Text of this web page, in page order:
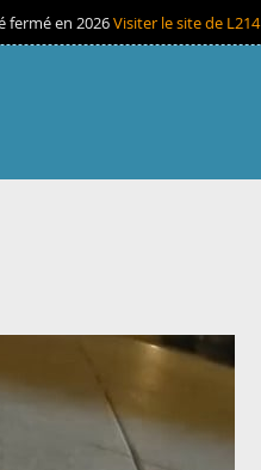
fermé en 2026Visiter le site de L214